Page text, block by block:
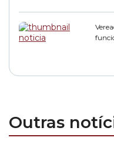
Outras